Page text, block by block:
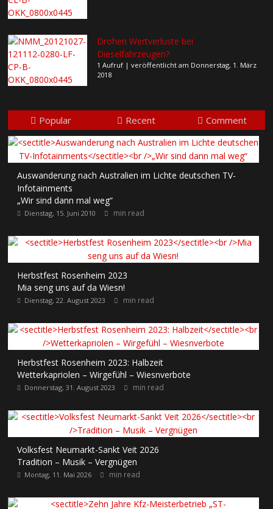
Drohen Wertverluste bei
Dieselfahrzeugen?
1 Aufruf |veröffentlicht am Donnerstag, 1. März
2018
Popular Recent Comment
Auswanderung nach Australien im Lichte deutschen TV-
Infotainments
„Wir sind dann mal weg“
Dienstag, 15. Juni 2010 min read
Herbstfest Rosenheim 2023
Mia seng uns auf da Wiesn!
Dienstag, 22. August 2023 min read
Herbstfest Rosenheim 2023: Halbzeit
Wetterkapriolen – Wirgefühl – Wiesnverbote
Donnerstag, 31. August 2023 min read
Volksfest Neumarkt-Sankt Veit 2026
Tradition – Musik – Vergnügen
Montag, 11. Mai 2026 min read